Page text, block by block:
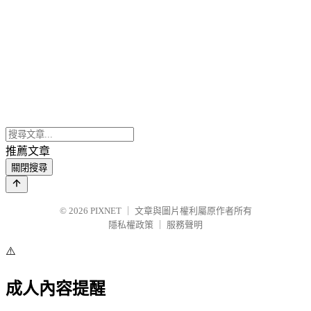
推薦文章
關閉搜尋
© 2026 PIXNET
文章與圖片權利屬原作者所有
隱私權政策
服務聲明
⚠️
成人內容提醒